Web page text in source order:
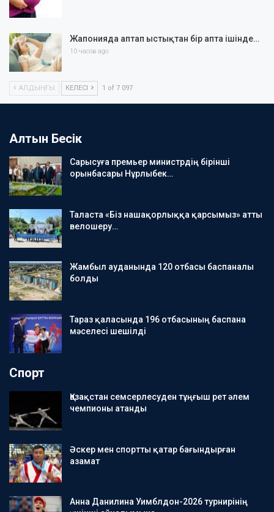
Жапонияда аптап ыстықтан бір апта ішінде…
10 часов ago
АЛДЫҢҒЫ КЕЛЕСІ 1 of 7 097
Алтын Бесік
Сарысуға премьер министрдің бірінші
орынбасары Нұрлыбек…
Таласта «Біз нашақорлыққа қарсымыз» атты
велошеру…
Жамбыл ауданында 120 отбасы баспаналы
болды
Тараз қаласында 196 отбасының баспана
мәселесі шешілді
Спорт
Қазақстан семсерлесуден тұңғыш рет әлем
чемпионы атанды
Әскер мен спортты қатар бағындырған
азамат
Анна Данилина Уимблдон-2026 турнирінің